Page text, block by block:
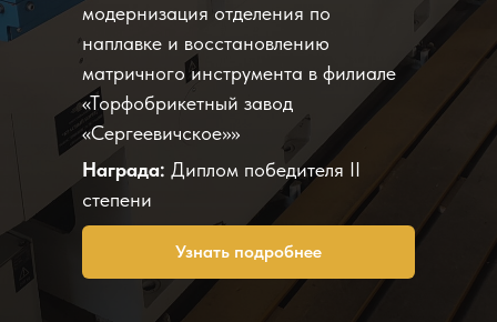
Награда: Диплом победителя II
степени
Узнать подробнее
модернизация отделения по
наплавке и восстановлению
матричного инструмента в филиале
«Торфобрикетный завод
«Сергеевичское»»